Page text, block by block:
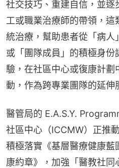
社交技巧、重建自信，並逐
工或職業治療師的帶領，
統治療，幫助患者從「病人
或「團隊成員」的積極身
驗，在社區中心或復康計
動，作為跨專業團隊的延伸
醫管局的 E.A.S.Y.
社區中心（ICCMW）正推
積極落實《基層醫療健康
康約章》，加強「醫教社